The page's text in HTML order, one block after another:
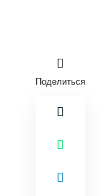
Поделиться